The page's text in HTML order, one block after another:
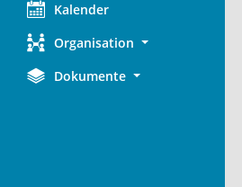
Kalender
Organisation
Dokumente